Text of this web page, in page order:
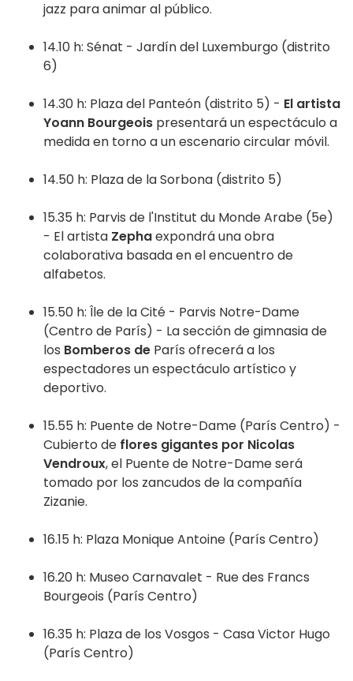
jazz para animar al público.
14.10 h: Sénat - Jardín del Luxemburgo (distrito
6)
14.30 h: Plaza del Panteón (distrito 5) - El artista
Yoann Bourgeois presentará un espectáculo a
medida en torno a un escenario circular móvil.
14.50 h: Plaza de la Sorbona (distrito 5)
15.35 h: Parvis de l'Institut du Monde Arabe (5e)
- El artista Zephaexpondrá una obra
colaborativa basada en el encuentro de
alfabetos.
15.50 h: Île de la Cité - Parvis Notre-Dame
(Centro de París) - La sección de gimnasia de
los Bomberos de París ofrecerá a los
espectadores un espectáculo artístico y
deportivo.
15.55 h: Puente de Notre-Dame (París Centro) -
Cubierto de flores gigantes por Nicolas
Vendroux, el Puente de Notre-Dame será
tomado por los zancudos de la compañía
Zizanie.
16.15 h: Plaza Monique Antoine (París Centro)
16.20 h: Museo Carnavalet - Rue des Francs
Bourgeois (París Centro)
16.35 h: Plaza de los Vosgos - Casa Victor Hugo
(París Centro)